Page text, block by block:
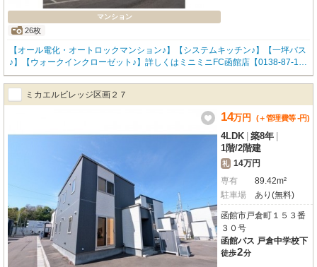
マンション
26枚
【オール電化・オートロックマンション♪】【システムキッチン♪】【一坪バス
♪】【ウォークインクローゼット♪】詳しくはミニミニFC函館店【0138-87-10
23】までお気軽にお問い合わせください！
ミカエルビレッジ区画２７
14万円 (＋管理費等 -円)
4LDK 築8年
1階/2階建
礼 14万円
専有
89.42m²
駐車場
あり(無料)
函館市戸倉町１５３番
３０号
函館バス 戸倉中学校下
徒歩2分